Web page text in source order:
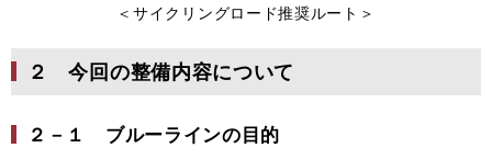
＜サイクリングロード推奨ルート＞
２ 今回の整備内容について
２－１ ブルーラインの目的